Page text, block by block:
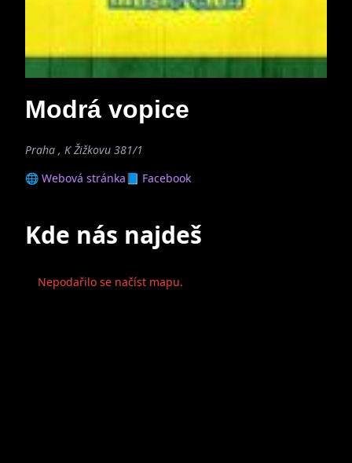
Modrá vopice
Praha , K Žižkovu 381/1
🌐 Webová stránka📘 Facebook
Kde nás najdeš
Nepodařilo se načíst mapu.